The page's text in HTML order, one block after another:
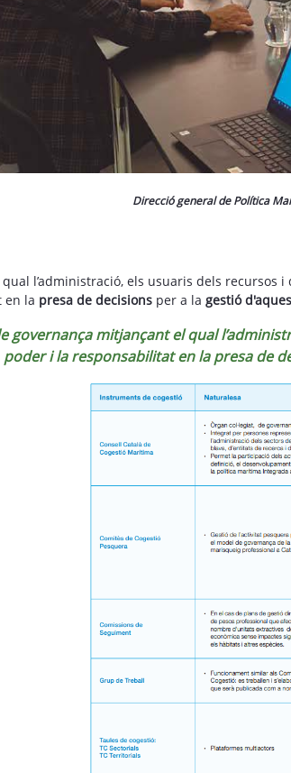
Direcció general de Política
l’administració, els usuaris dels recursos
en la presa de decisions per a la gestió
governança mitjançant el qual
poder i la responsabilitat en la presa de